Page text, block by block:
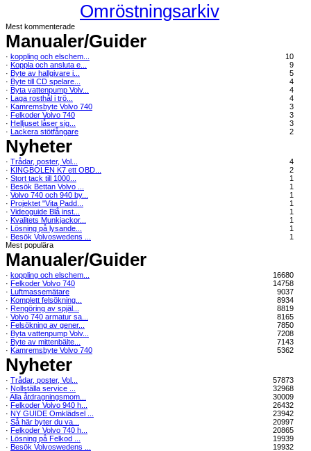
Omröstningsarkiv
Mest kommenterade
Manualer/Guider
· koppling och elschem...
10
· Koppla och ansluta e...
9
· Byte av hallgivare i...
5
· Byte till CD spelare...
4
· Byta vattenpump Volv...
4
· Laga rosthål i trö...
4
· Kamremsbyte Volvo 740
3
· Felkoder Volvo 740
3
· Helljuset låser sig...
3
· Lackera stötfångare 2
Nyheter
· Trådar, poster, Vol...
4
· KINGBOLEN K7 ett OBD...
2
· Stort tack till 1000...
1
· Besök Bettan Volvo ...
1
· Volvo 740 och 940 by...
1
· Projektet "Vita Padd...
1
· Videoguide Blå inst...
1
· Kvalitets Munkjackor...
1
· Lösning på lysande...
1
· Besök Volvoswedens ...
1
Mest populära
Manualer/Guider
· koppling och elschem...
16680
· Felkoder Volvo 740
14758
· Luftmassemätare
9037
· Komplett felsökning...
8934
· Rengöring av spjäl...
8819
· Volvo 740 armatur sa...
8165
· Felsökning av gener...
7850
· Byta vattenpump Volv...
7208
· Byte av mittenbälte...
7143
· Kamremsbyte Volvo 740 5362
Nyheter
· Trådar, poster, Vol...
57873
· Nollställa service ...
32968
· Alla åtdragningsmom...
30009
· Felkoder Volvo 940 h...
26432
· NY GUIDE Omklädsel ...
23942
· Så här byter du va...
20997
· Felkoder Volvo 740 h...
20865
· Lösning på Felkod ...
19939
· Besök Volvoswedens ...
19932